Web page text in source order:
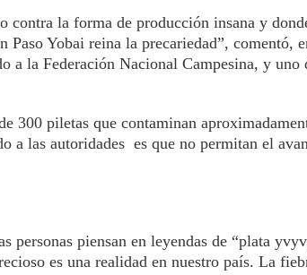
la forma de producción insana y
Paso Yobai reina la precariedad”, comentó,
a la Federación Nacional Campesina, y uno
300 piletas que contaminan
a las autoridades es que no permitan el
personas piensan en leyendas de “plata
es una realidad en nuestro país. La